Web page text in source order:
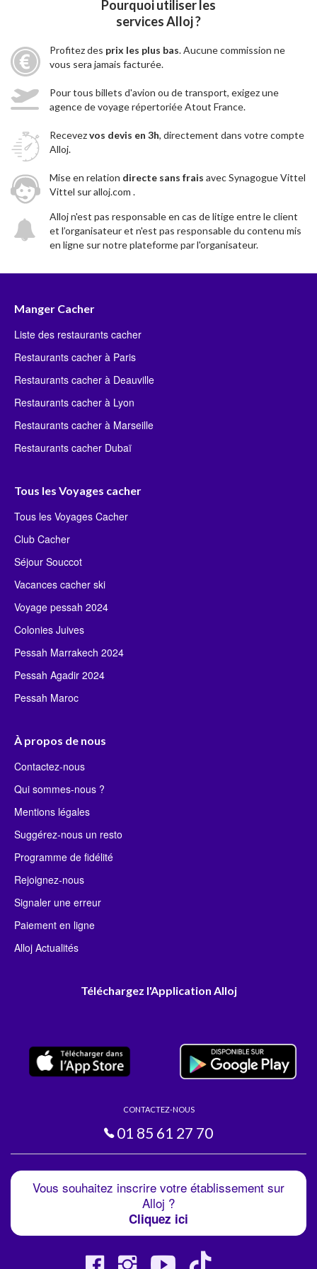
Pourquoi utiliser les
services Alloj ?
Profitez des prix les plus bas. Aucune commission ne
vous sera jamais facturée.
Pour tous billets d'avion ou de transport, exigez une
agence de voyage répertoriée Atout France.
Recevezvos devis en 3h, directement dans votre compte
Alloj.
Mise en relation directe sans frais avec Synagogue Vittel
Vittel sur alloj.com .
Alloj n'est pas responsable en cas de litige entre le client
et l’organisateur et n'est pas responsable du contenu mis
en ligne sur notre plateforme par l'organisateur.
Manger Cacher
Liste des restaurants cacher
Restaurants cacher à Paris
Restaurants cacher à Deauville
Restaurants cacher à Lyon
Restaurants cacher à Marseille
Restaurants cacher Dubaï
Tous les Voyages cacher
Tous les Voyages Cacher
Club Cacher
Séjour Souccot
Vacances cacher ski
Voyage pessah 2024
Colonies Juives
Pessah Marrakech 2024
Pessah Agadir 2024
Pessah Maroc
À propos de nous
Contactez-nous
Qui sommes-nous ?
Mentions légales
Suggérez-nous un resto
Programme de fidélité
Rejoignez-nous
Signaler une erreur
Paiement en ligne
Alloj Actualités
Téléchargez l'Application Alloj
CONTACTEZ-NOUS
01 85 61 27 70
Vous souhaitez inscrire votre établissement sur
Alloj ?
Cliquez ici